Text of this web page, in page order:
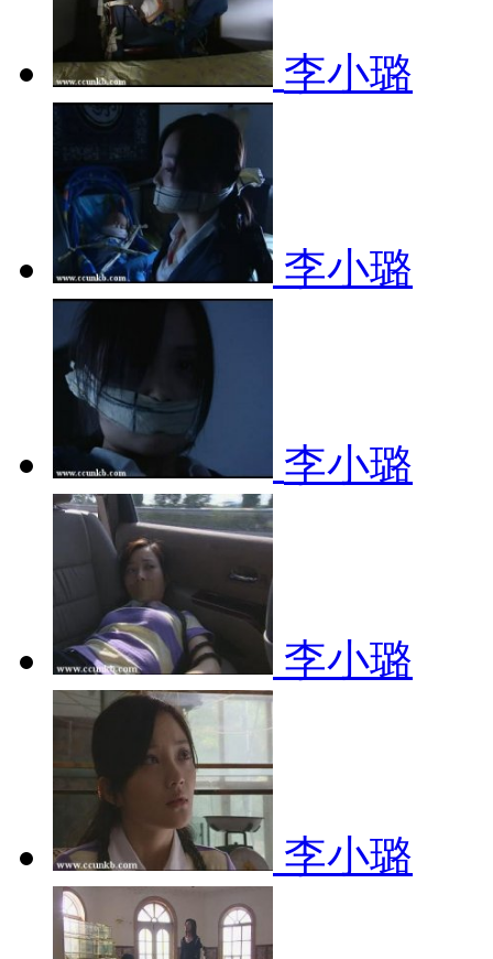
李小璐
李小璐
李小璐
李小璐
李小璐